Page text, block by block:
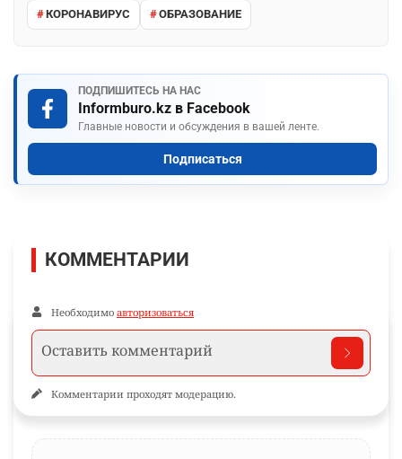
КОРОНАВИРУС ОБРАЗОВАНИЕ
ПОДПИШИТЕСЬ НА НАС
Informburo.kz в Facebook
Главные новости и обсуждения в вашей ленте.
Подписаться
КОММЕНТАРИИ
Необходимо авторизоваться
Комментарии проходят модерацию.